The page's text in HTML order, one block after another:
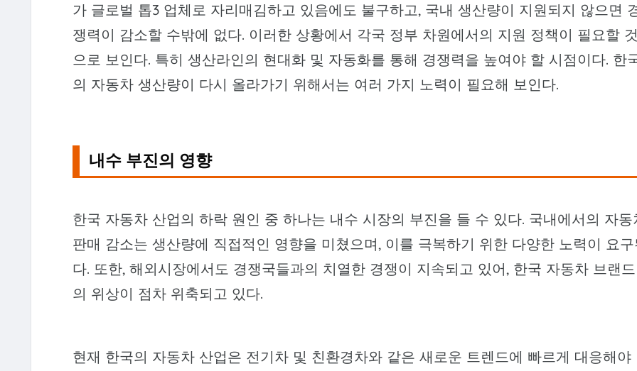
가 글로벌 톱3 업체로 자리매김하고 있음에도 불구하고, 국내 생산량이 지원되지 않으면
쟁력이 감소할 수밖에 없다. 이러한 상황에서 각국 정부 차원에서의 지원 정책이 필요할 것
으로 보인다. 특히 생산라인의 현대화 및 자동화를 통해 경쟁력을 높여야 할 시점이다. 한
의 자동차 생산량이 다시 올라가기 위해서는 여러 가지 노력이 필요해 보인다.
내수 부진의 영향
한국 자동차 산업의 하락 원인 중 하나는 내수 시장의 부진을 들 수 있다. 국내에서의 자동
판매 감소는 생산량에 직접적인 영향을 미쳤으며, 이를 극복하기 위한 다양한 노력이 요구
다. 또한, 해외시장에서도 경쟁국들과의 치열한 경쟁이 지속되고 있어, 한국 자동차 브랜드
의 위상이 점차 위축되고 있다.
현재 한국의 자동차 산업은 전기차 및 친환경차와 같은 새로운 트렌드에 빠르게 대응해야